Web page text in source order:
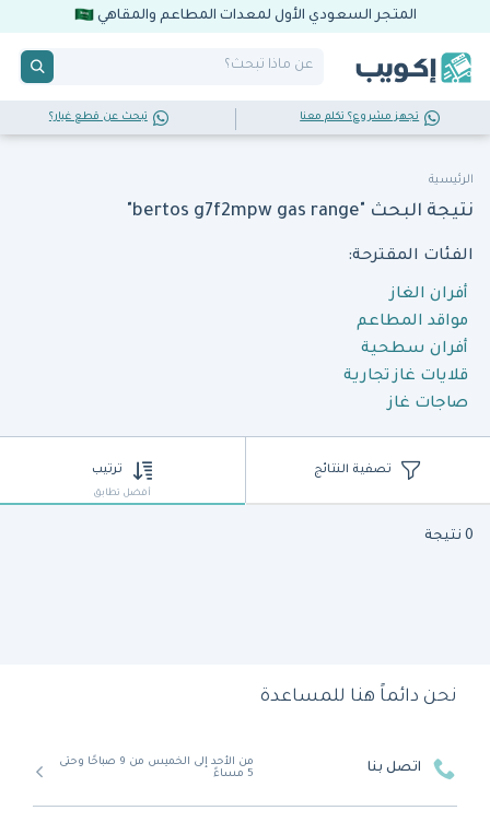
المتجر السعودي الأول لمعدات المطاعم والمقاهي
تجهز مشروع؟ تكلم معنا تبحث عن قطع غيار؟
الرئيسية
نتيجة البحث "bertos g7f2mpw gas range"
الفئات المقترحة:
أفران الغاز
مواقد المطاعم
أفران سطحية
قلايات غاز تجارية
صاجات غاز
تصفية النتائج ترتيب
أفضل تطابق
0 نتيجة
نحن دائماً هنا للمساعدة
اتصل بنا
من الأحد إلى الخميس من 9 صباحًا وحتى
5 مساءً